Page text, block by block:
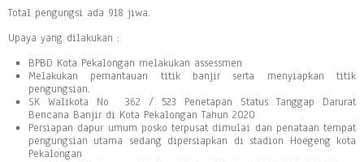
Total pengungsi ada 918 jiwa.
Upaya yang dilakukan :
BPBD Kota Pekalongan melakukan assessmen
Melakukan pemantauan titik banjir serta menyiapkan titik
pengungsian.
SK Walikota No 362 / 523 Penetapan Status Tanggap Darurat
Bencana Banjir di Kota Pekalongan Tahun 2020
Persiapan dapur umum posko terpusat dimulai dan penataan tempat
pengungsian utama sedang dipersiapkan di stadion Hoegeng kota
Pekalongan